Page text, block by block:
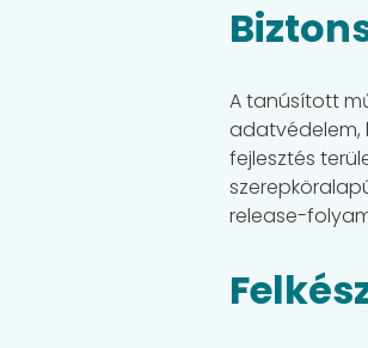
A tanúsított
adatvédelem,
fejlesztés
release-